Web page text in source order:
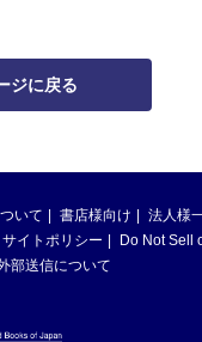
ジに戻る
いて 書店様向け 法人様
サイトポリシー
Do Not Sell
部送信について